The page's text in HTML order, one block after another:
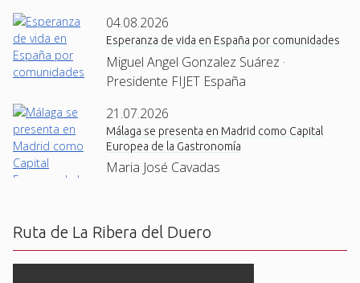
04.08.2026
Esperanza de vida en España por comunidades
Miguel Angel Gonzalez Suárez ·
Presidente FIJET España
21.07.2026
Málaga se presenta en Madrid como Capital
Europea de la Gastronomía
Maria José Cavadas
Ruta de La Ribera del Duero